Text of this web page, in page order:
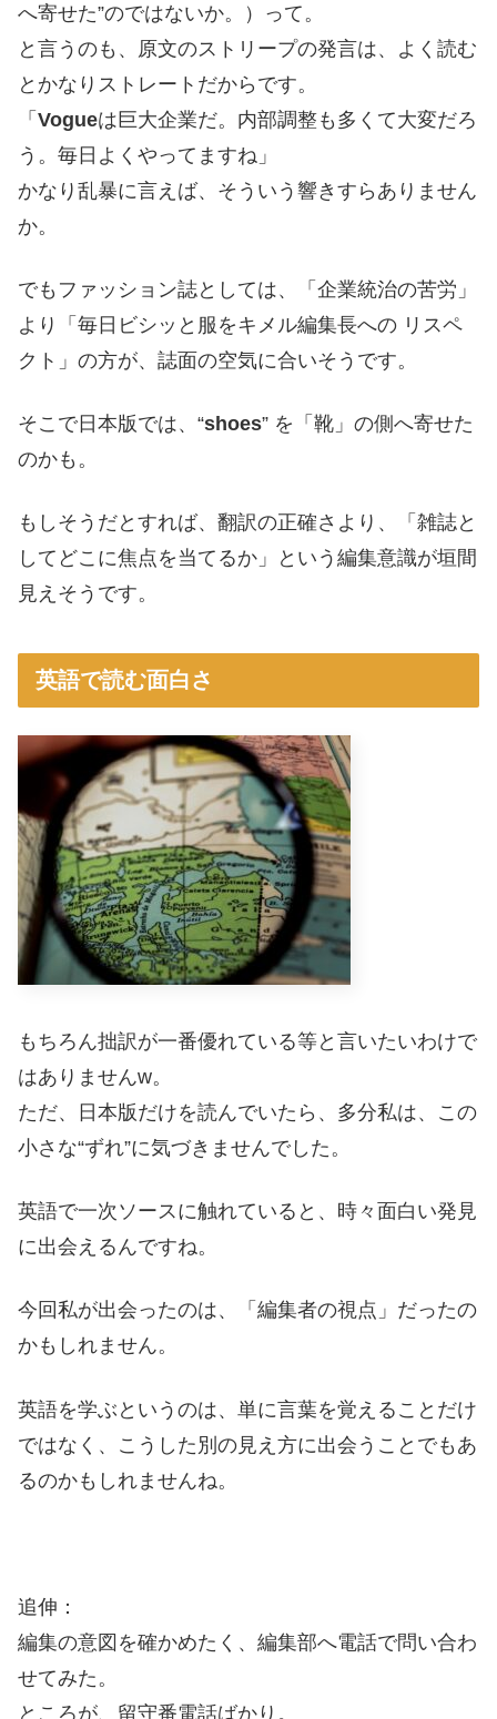
へ寄せた”のではないか。）って。
と言うのも、原文のストリープの発言は、よく読む
とかなりストレートだからです。
「 Vogueは巨大企業だ。内部調整も多くて大変だろ
う。毎日よくやってますね」
かなり乱暴に言えば、そういう響きすらありません
か。
でもファッション誌としては、「企業統治の苦労」
より「毎日ビシッと服をキメル編集長への リスペ
クト」の方が、誌面の空気に合いそうです。
そこで日本版では、“shoes” を「靴」の側へ寄せた
のかも。
もしそうだとすれば、翻訳の正確さより、「雑誌と
してどこに焦点を当てるか」という編集意識が垣間
見えそうです。
英語で読む面白さ
もちろん拙訳が一番優れている等と言いたいわけで
はありませんw。
ただ、日本版だけを読んでいたら、多分私は、この
小さな“ずれ”に気づきませんでした。
英語で一次ソースに触れていると、時々面白い発見
に出会えるんですね。
今回私が出会ったのは、「編集者の視点」だったの
かもしれません。
英語を学ぶというのは、単に言葉を覚えることだけ
ではなく、こうした別の見え方に出会うことでもあ
るのかもしれませんね。
追伸：
編集の意図を確かめたく、編集部へ電話で問い合わ
せてみた。
ところが、留守番電話ばかり。